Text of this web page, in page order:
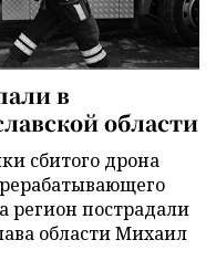
в
области
сбитого дрона
регион пострадали
области Михаил